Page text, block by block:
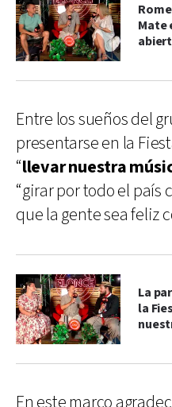
Mate
Entre los sueños del
presentarse en la
“llevar nuestra
“girar por todo el país
que la gente sea feliz
La
la
En este marco